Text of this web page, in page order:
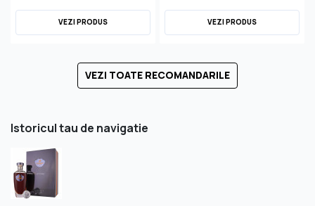
VEZI PRODUS VEZI PRODUS
VEZI TOATE RECOMANDARILE
Istoricul tau de navigatie